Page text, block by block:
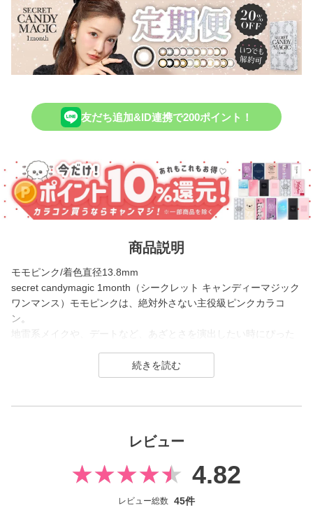
友だち追加&ID連携で200ポイント！
商品説明
モモピンク/着色直径13.8mm
secret candymagic 1month（シークレット キャンディーマジック
ワンマンス）モモピンクは、絶対外さない主役級ピンクカラコ
ン。
地雷系メイクや、デートなど、あざとさを演出したい時にぴった
太めの黒フチが瞳をしっかりと強調し、甘いピンクカラーと重な
ることで、ぷるんとした質感を生み出します。
大な支持を得ている、盛りたいならとりあえずコレ！なロングセ
と、元祖ちゅるんカラコン「キャンマジ3番」や黒コンの代表格
レビュー
4.82
レビュー総数 45件